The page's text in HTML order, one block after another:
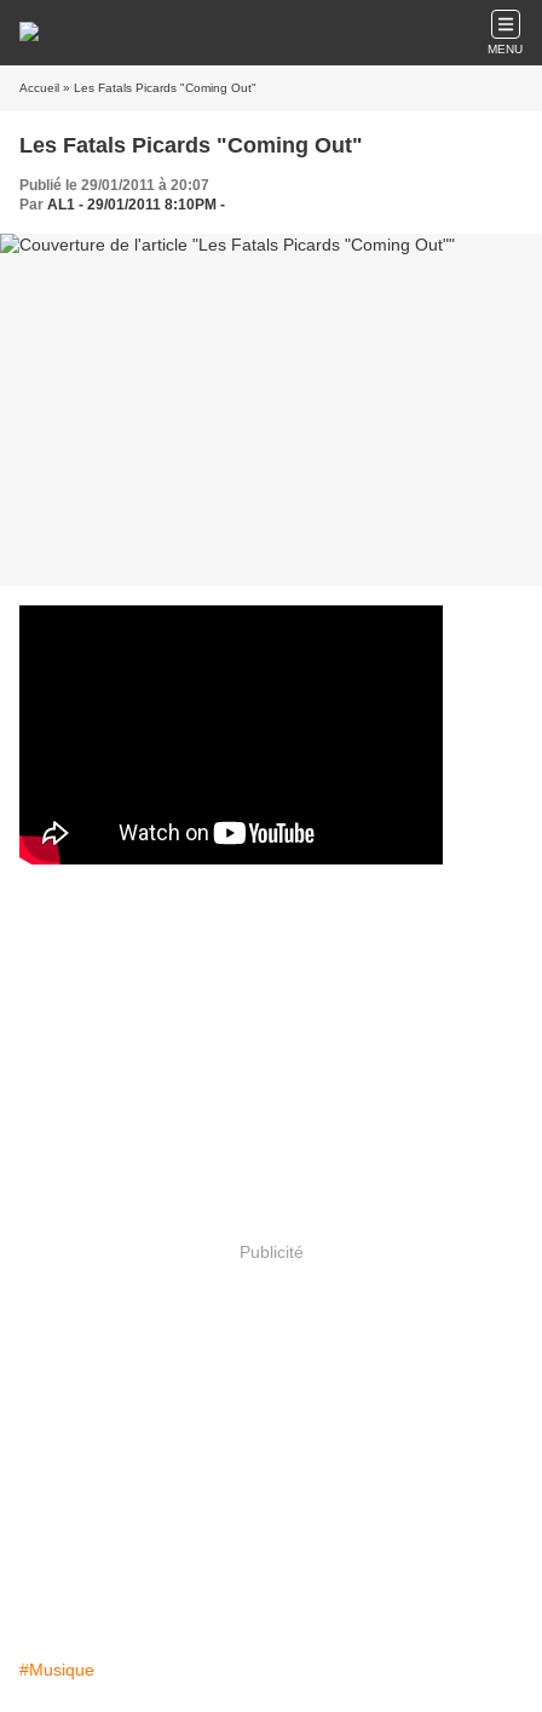
MENU
Accueil » Les Fatals Picards "Coming Out"
Les Fatals Picards "Coming Out"
Publié le 29/01/2011 à 20:07
Par AL1 - 29/01/2011 8:10PM -
Publicité
#Musique